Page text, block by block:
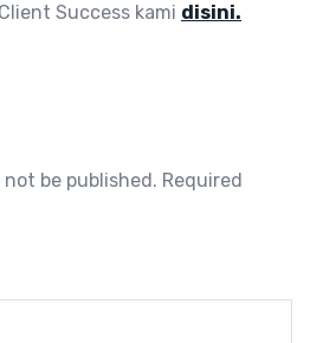
Success kami disini.
be published. Required